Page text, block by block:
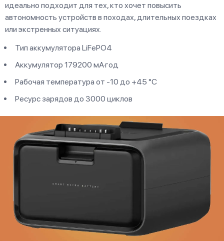
идеально подходит для тех, кто хочет повысить
автономность устройств в походах, длительных поездках
или экстренных ситуациях.
Тип аккумулятора LiFePO4
Аккумулятор 179200 мА·год
Рабочая температура от -10 до +45 °C
Ресурс зарядов до 3000 циклов